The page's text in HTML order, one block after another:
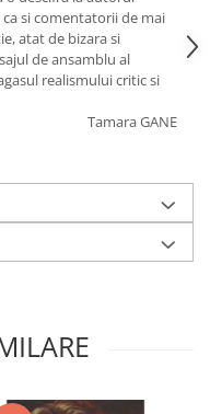
si comentatorii de mai
atat de bizara si
de ansamblu al
realismului critic si
Tamara GANE